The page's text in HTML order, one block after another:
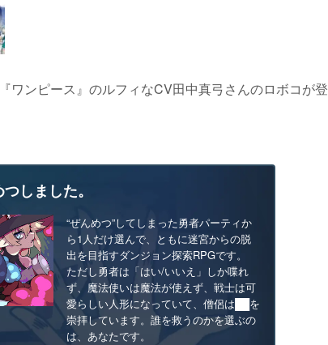
ワンピース』のルフィなCV田中真弓さんのロボコが登
しました。
“ぜんめつ”してしまった勇者パーティか
ら1人だけ選んで、ともに迷宮からの脱
出を目指すダンジョン探索RPGです。
ただし勇者は「はい/いいえ」しか喋れ
ず、魔法使いは魔法が使えず、戦士は可
愛らしい人形になっていて、僧侶は██を
崇拝しています。誰を救うのかを選ぶの
は、あなたです。